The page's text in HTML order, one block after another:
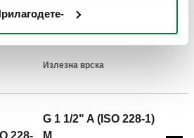
Излезна врска
G 1 1/2" A (ISO 228-1)